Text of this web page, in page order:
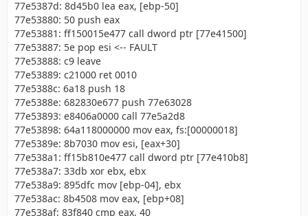
77e5387d: 8d45b0 lea eax, [ebp-50]
77e53880: 50 push eax
77e53881: ff150015e477 call dword ptr [77e41500]
77e53887: 5e pop esi <-- FAULT
77e53888: c9 leave
77e53889: c21000 ret 0010
77e5388c: 6a18 push 18
77e5388e: 682830e677 push 77e63028
77e53893: e8406a0000 call 77e5a2d8
77e53898: 64a118000000 mov eax, fs:[00000018]
77e5389e: 8b7030 mov esi, [eax+30]
77e538a1: ff15b810e477 call dword ptr [77e410b8]
77e538a7: 33db xor ebx, ebx
77e538a9: 895dfc mov [ebp-04], ebx
77e538ac: 8b4508 mov eax, [ebp+08]
77e538af: 83f840 cmp eax, 40